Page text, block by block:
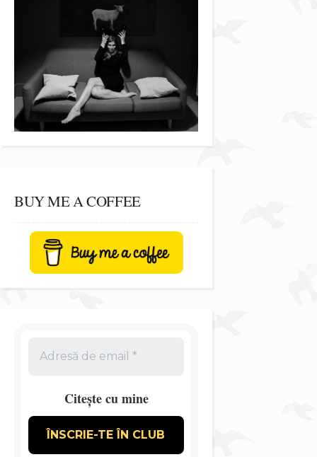
BUY ME A COFFEE
Citește cu mine